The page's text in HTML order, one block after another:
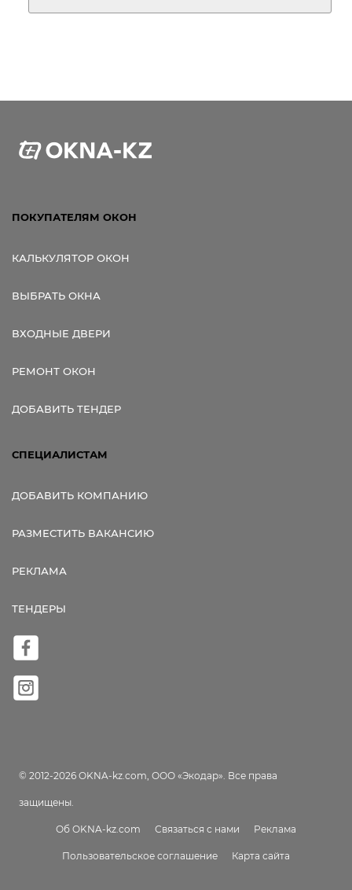
ПОКУПАТЕЛЯМ ОКОН
КАЛЬКУЛЯТОР ОКОН
ВЫБРАТЬ ОКНА
ВХОДНЫЕ ДВЕРИ
РЕМОНТ ОКОН
ДОБАВИТЬ ТЕНДЕР
СПЕЦИАЛИСТАМ
ДОБАВИТЬ КОМПАНИЮ
РАЗМЕСТИТЬ ВАКАНСИЮ
РЕКЛАМА
ТЕНДЕРЫ
© 2012-2026 OKNA-kz.com, ООО «Экодар». Все права
защищены.
Об OKNA-kz.com Связаться с нами Реклама
Пользовательское соглашение Карта сайта